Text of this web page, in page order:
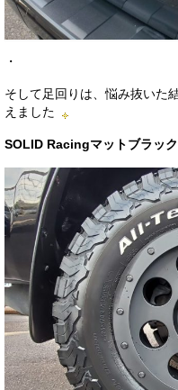
・
そして足回りは、悩み抜いた
えました
SOLID Racingマットブラッ